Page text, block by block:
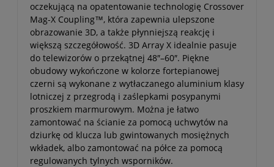
oczekującą na opatentowanie technologię Crossover
Mag-X Coupling™, która zapewnia ulepszone
obrazowanie 3D, a także płynniejszą reakcję i
większą szczegółowość. 3D Array X idealnie pasuje
do telewizorów o przekątnej 48″–60″. Piękne
obudowy wykończone w kolorze fortepianowej
czerni są wykonane z wytłaczanego aluminium klasy
lotniczej z przegrodą i zaślepkami posypanymi
proszkiem marmurowym. Można je łatwo
zamontować na ścianie za pomocą uchwytów na
dziurkę od klucza lub gwintowanych mosiężnych
wkładek, albo zamontować na półce za pomocą
regulowanych tylnych wsporników.